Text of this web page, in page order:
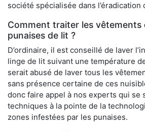
société spécialisée dans l’éradication
Comment traiter les vêtements
punaises de lit ?
D’ordinaire, il est conseillé de laver
linge de lit suivant une température
serait abusé de laver tous les
sans présence certaine de ces
donc faire appel à nos experts qui se
techniques à la pointe de la
zones infestées par les punaises.